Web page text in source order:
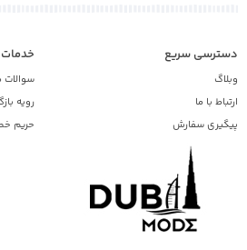
دسترسی سریع
وبلاگ
ارتباط با ما
پیگیری سفارش
سوالات
رویه
حریم